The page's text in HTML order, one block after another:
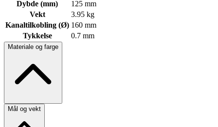
Dybde (mm)
125 mm
Vekt
3.95 kg
Kanaltilkobling (Ø) 160 mm
Tykkelse
0.7 mm
Materiale og farge
Mål og vekt